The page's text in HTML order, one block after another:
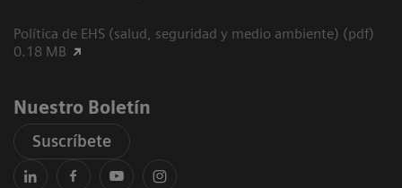
Política de EHS (salud, seguridad y medio ambiente) (pdf)
0.18 MB
Nuestro Boletín
Suscríbete